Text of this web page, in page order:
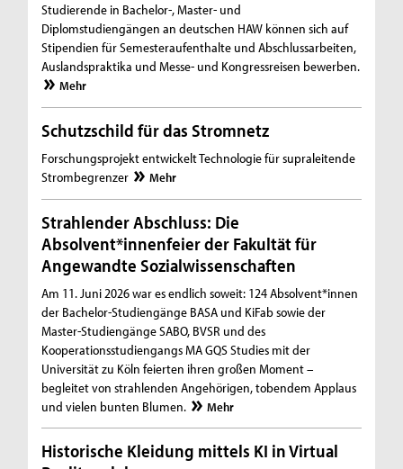
Studierende in Bachelor-, Master- und
Diplomstudiengängen an deutschen HAW können sich auf
Stipendien für Semesteraufenthalte und Abschlussarbeiten,
Auslandspraktika und Messe- und Kongressreisen bewerben.
Mehr
Schutzschild für das Stromnetz
Forschungsprojekt entwickelt Technologie für supraleitende
Strombegrenzer
Mehr
Strahlender Abschluss: Die
Absolvent*innenfeier der Fakultät für
Angewandte Sozialwissenschaften
Am 11. Juni 2026 war es endlich soweit: 124 Absolvent*innen
der Bachelor-Studiengänge BASA und KiFab sowie der
Master-Studiengänge SABO, BVSR und des
Kooperationsstudiengangs MA GQS Studies mit der
Universität zu Köln feierten ihren großen Moment –
begleitet von strahlenden Angehörigen, tobendem Applaus
und vielen bunten Blumen.
Mehr
Historische Kleidung mittels KI in Virtual